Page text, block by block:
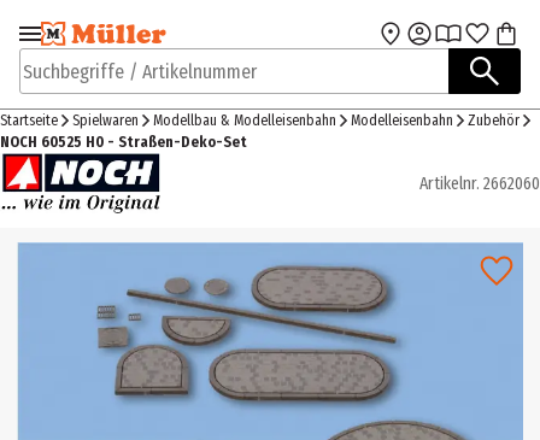
Zur Navigation
springen
Zum Hauptinhalt
Suchbegriffe / Artikelnummer
Startseite Spielwaren Modellbau & Modelleisenbahn Modelleisenbahn
Zubehör
NOCH 60525 H0 - Straßen-Deko-Set
Artikelnr. 2662060